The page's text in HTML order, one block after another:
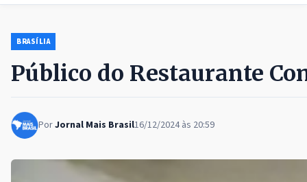
BRASÍLIA
Público do Restaurante
PorJornal Mais Brasil16/12/2024 às 20:59